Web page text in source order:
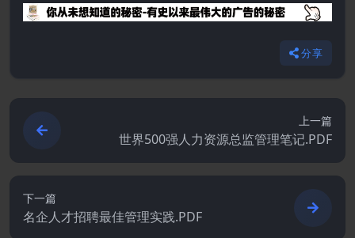
分享
上一篇
世界500强人力资源总监管理笔记.PDF
下一篇
名企人才招聘最佳管理实践.PDF